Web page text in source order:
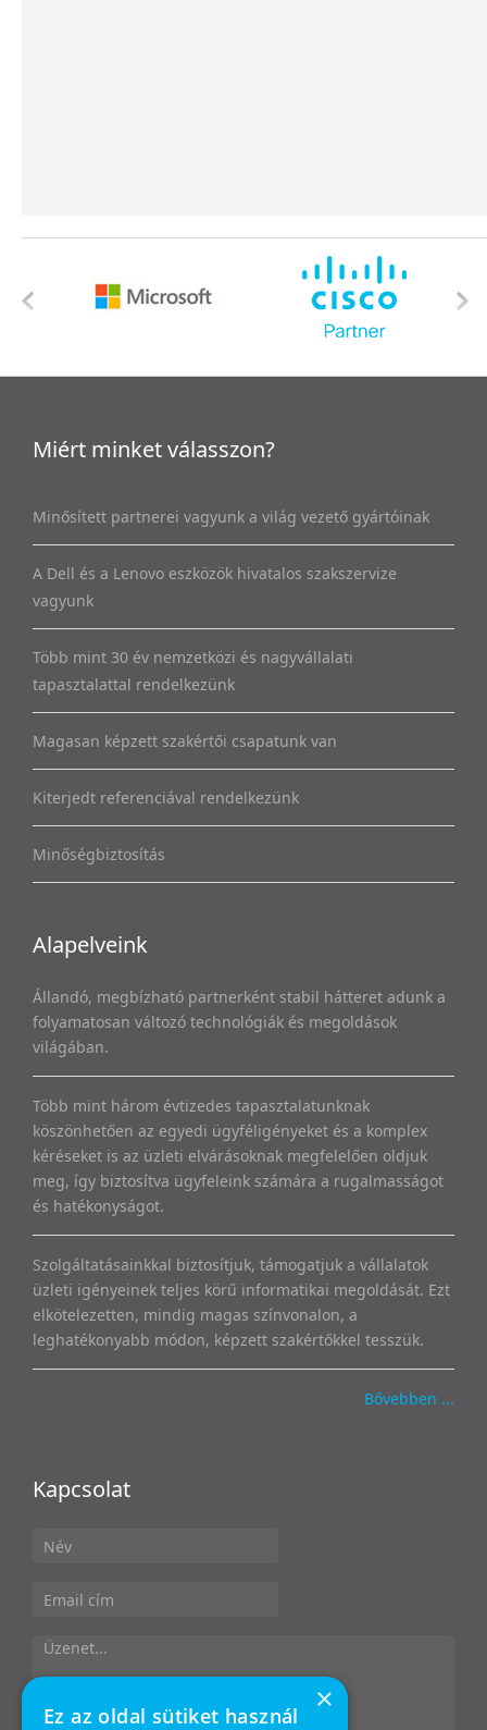
Miért minket válasszon?
Minősített partnerei vagyunk a világ vezető gyártóinak
A Dell és a Lenovo eszközök hivatalos szakszervize
vagyunk
Több mint 30 év nemzetközi és nagyvállalati
tapasztalattal rendelkezünk
Magasan képzett szakértői csapatunk van
Kiterjedt referenciával rendelkezünk
Minőségbiztosítás
Alapelveink
Állandó, megbízható partnerként stabil hátteret adunk a
folyamatosan változó technológiák és megoldások
világában.
Több mint három évtizedes tapasztalatunknak
köszönhetően az egyedi ügyféligényeket és a komplex
kéréseket is az üzleti elvárásoknak megfelelően oldjuk
meg, így biztosítva ügyfeleink számára a rugalmasságot
és hatékonyságot.
Szolgáltatásainkkal biztosítjuk, támogatjuk a vállalatok
üzleti igényeinek teljes körű informatikai megoldását. Ezt
elkötelezetten, mindig magas színvonalon, a
leghatékonyabb módon, képzett szakértőkkel tesszük.
Bővebben ...
Kapcsolat
×
Ez az oldal sütiket használ